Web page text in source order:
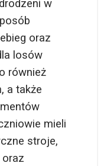
w
oraz
losów
również
a także
mieli
stroje,
oraz